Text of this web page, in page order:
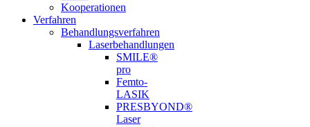
Kooperationen
Verfahren
Behandlungsverfahren
Laserbehandlungen
SMILE®
pro
Femto-
LASIK
PRESBYOND®
Laser